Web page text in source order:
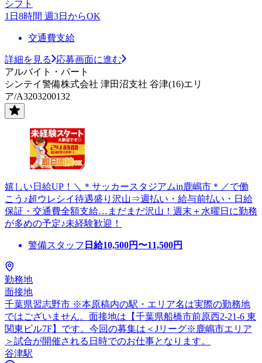
シフト
1日8時間 週3日からOK
交通費支給
詳細を見る
応募画面に進む
アルバイト・パート
シンテイ警備株式会社 津田沼支社 谷津(16)エリ
ア/A3203200132
嬉しい日給UP！＼＊サッカースタジアムin鹿嶋市＊／で働
こう♪超ウレシイ待遇盛り沢山⇒週払い・給与前払い・日給
保証・交通費全額支給…まだまだ沢山！週末＋水曜日に勤務
が多めの予定♪未経験歓迎！
警備スタッフ 日給10,500円〜11,500円
勤務地
面接地
千葉県習志野市 ※本原稿内の駅・エリア名は実際の勤務地
ではございません。面接地は【千葉県船橋市前原西2-21-6 東
関東ビル7F】です。今回の募集は＜Jリーグ※鹿嶋市エリア
＞試合が開催される日時でのお仕事となります。
谷津駅